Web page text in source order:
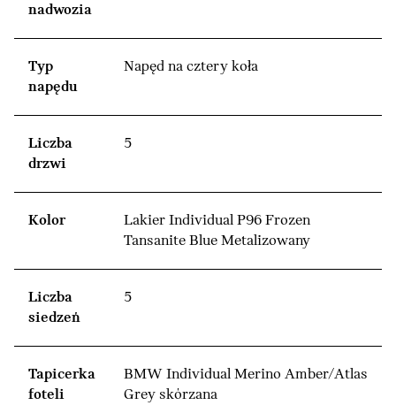
nadwozia
Typ
napędu
Napęd na cztery koła
Liczba
drzwi
5
Kolor
Lakier Individual P96 Frozen
Tansanite Blue Metalizowany
Liczba
siedzeń
5
Tapicerka
foteli
BMW Individual Merino Amber/Atlas
Grey skórzana